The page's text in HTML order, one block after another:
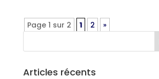
Page 1 sur 2 1 2 »
Articles récents